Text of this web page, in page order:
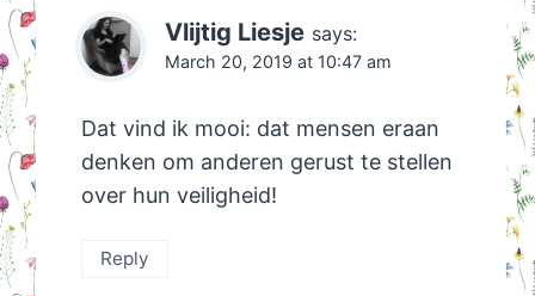
Vlijtig Liesje says:
March 20, 2019 at 10:47 am
Dat vind ik mooi: dat mensen eraan
denken om anderen gerust te stellen
over hun veiligheid!
Reply